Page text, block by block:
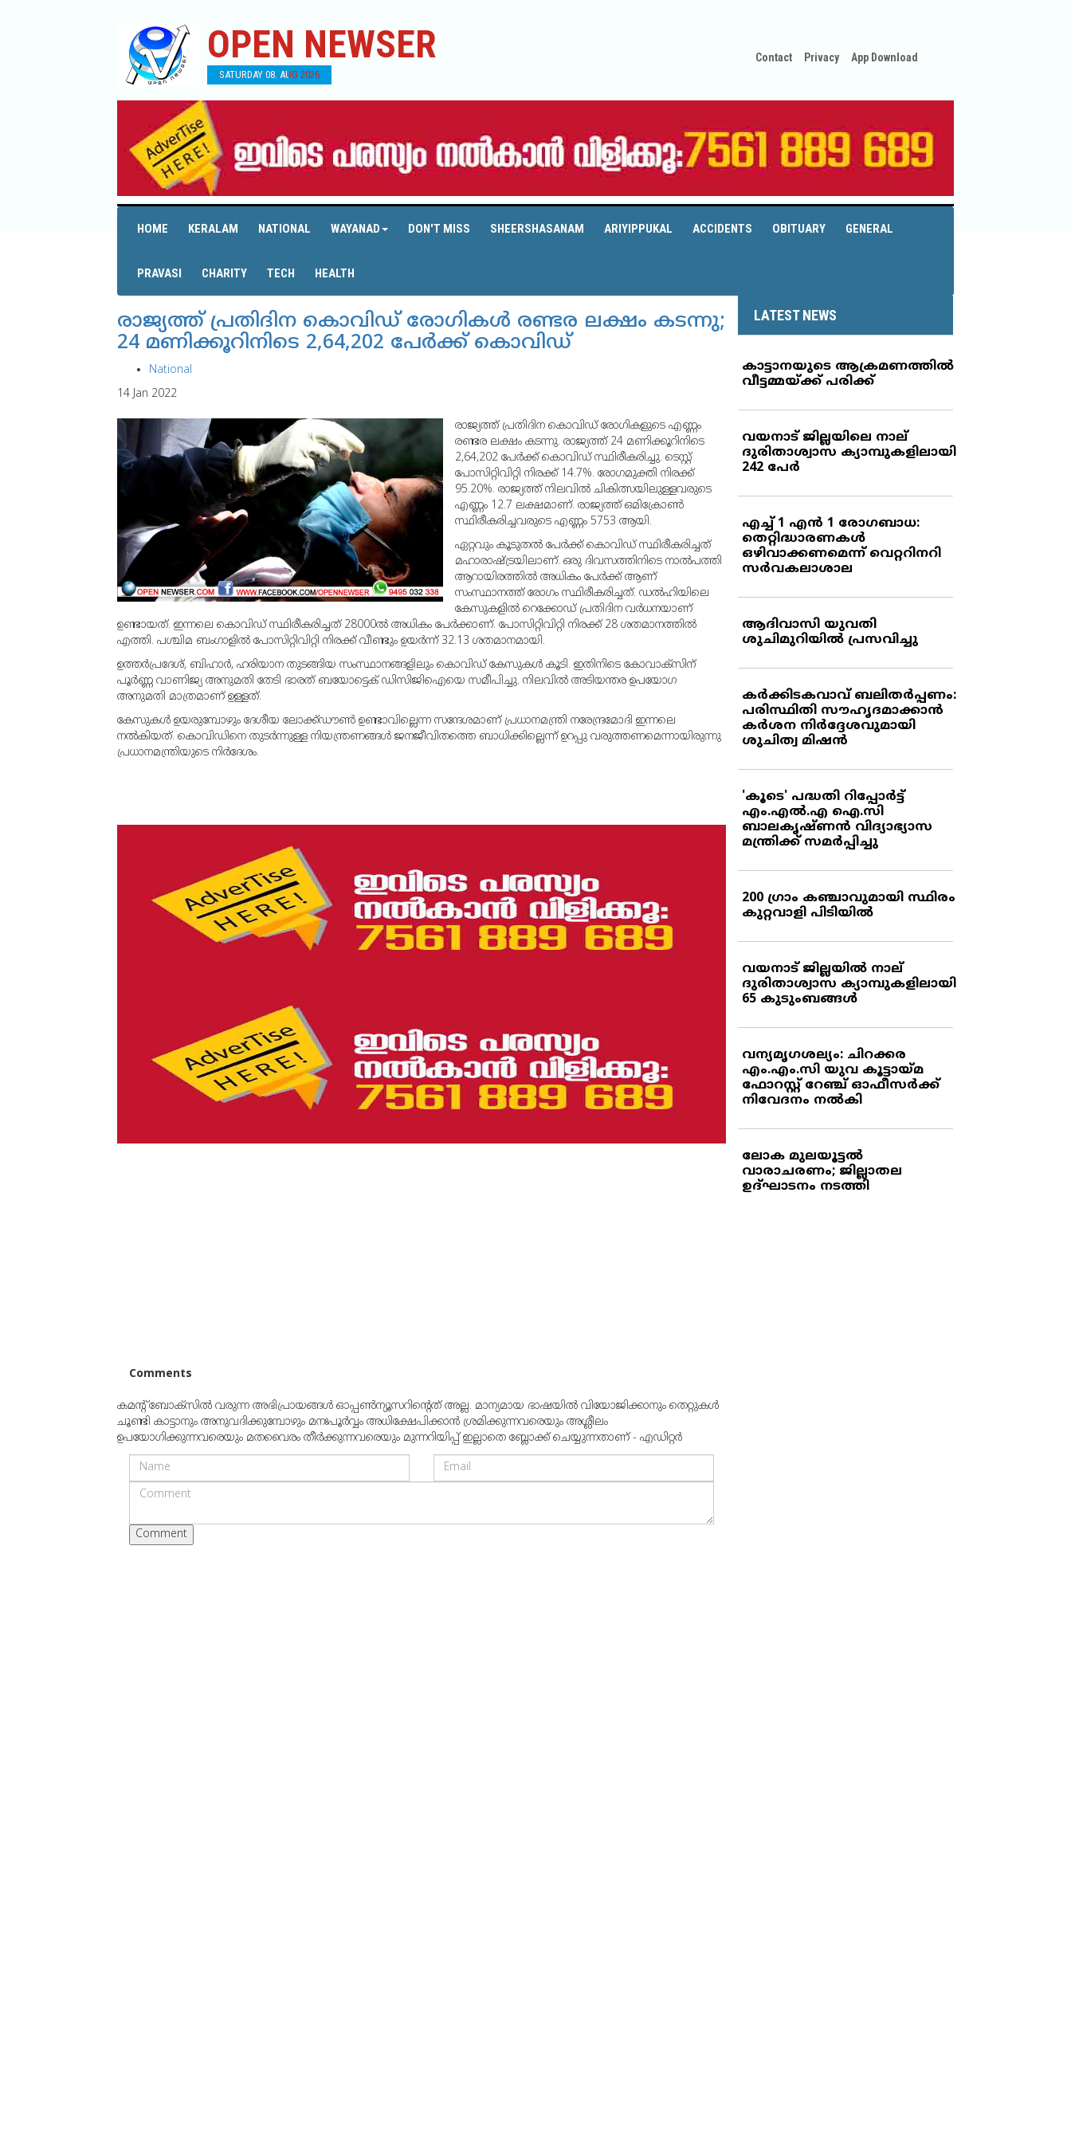
OPEN NEWSER
SATURDAY 08. AUG 2026
Contact Privacy App Download
HOME KERALAM NATIONAL WAYANAD DON'T MISS SHEERSHASANAM ARIYIPPUKAL ACCIDENTS OBITUARY GENERAL
PRAVASI CHARITY TECH HEALTH
രാജ്യത്ത് പ്രതിദിന കൊവിഡ് രോഗികള്‍ രണ്ടര ലക്ഷം കടന്നു;
24 മണിക്കൂറിനിടെ 2,64,202 പേര്‍ക്ക് കൊവിഡ്
National
14 Jan 2022
രാജ്യത്ത് പ്രതിദിന കൊവിഡ് രോഗികളുടെ എണ്ണം
രണ്ടര ലക്ഷം കടന്നു. രാജ്യത്ത് 24 മണിക്കൂറിനിടെ
2,64,202 പേര്‍ക്ക് കൊവിഡ് സ്ഥിരീകരിച്ചു. ടെസ്റ്റ്
പോസിറ്റിവിറ്റി നിരക്ക് 14.7%. രോഗമുക്തി നിരക്ക്
95.20%. രാജ്യത്ത് നിലവില്‍ ചികിത്സയിലുള്ളവരുടെ
എണ്ണം 12.7 ലക്ഷമാണ്. രാജ്യത്ത് ഒമിക്രോണ്‍
സ്ഥിരീകരിച്ചവരുടെ എണ്ണം 5753 ആയി.
ഏറ്റവും കൂടുതല്‍ പേര്‍ക്ക് കൊവിഡ് സ്ഥിരീകരിച്ചത്
മഹാരാഷ്ട്രയിലാണ്. ഒരു ദിവസത്തിനിടെ നാല്‍പത്തി
ആറായിരത്തില്‍ അധികം പേര്‍ക്ക് ആണ്
സംസ്ഥാനത്ത് രോഗം സ്ഥിരീകരിച്ചത്. ഡല്‍ഹിയിലെ
കേസുകളില്‍ റെക്കോഡ് പ്രതിദിന വര്‍ധനയാണ്
ഉണ്ടായത്. ഇന്നലെ കൊവിഡ് സ്ഥിരീകരിച്ചത് 28000ല്‍ അധികം പേര്‍ക്കാണ്. പോസിറ്റിവിറ്റി നിരക്ക് 28 ശതമാനത്തില്‍
എത്തി. പശ്ചിമ ബംഗാളില്‍ പോസിറ്റിവിറ്റി നിരക്ക് വീണ്ടും ഉയര്‍ന്ന് 32.13 ശതമാനമായി.
ഉത്തര്‍പ്രദേശ്, ബിഹാര്‍, ഹരിയാന തുടങ്ങിയ സംസ്ഥാനങ്ങളിലും കൊവിഡ് കേസുകള്‍ കൂടി. ഇതിനിടെ കോവാക്‌സിന്
പൂര്‍ണ്ണ വാണിജ്യ അനുമതി തേടി ഭാരത് ബയോട്ടെക് ഡിസിജിഐയെ സമീപിച്ചു. നിലവില്‍ അടിയന്തര ഉപയോഗ
അനുമതി മാത്രമാണ് ഉള്ളത്.
കേസുകള്‍ ഉയരുമ്പോഴും ദേശീയ ലോക്ക്ഡൗണ്‍ ഉണ്ടാവില്ലെന്ന സന്ദേശമാണ് പ്രധാനമന്ത്രി നരേന്ദ്രമോദി ഇന്നലെ
നല്‍കിയത്. കൊവിഡിനെ തുടര്‍ന്നുള്ള നിയന്ത്രണങ്ങള്‍ ജനജീവിതത്തെ ബാധിക്കില്ലെന്ന് ഉറപ്പു വരുത്തണമെന്നായിരുന്നു
പ്രധാനമന്ത്രിയുടെ നിര്‍ദേശം.
Comments
കമന്റ് ബോക്‌സില്‍ വരുന്ന അഭിപ്രായങ്ങള്‍ ഓപ്പൺന്യൂസറിന്റെത് അല്ല. മാന്യമായ ഭാഷയില്‍ വിയോജിക്കാനും തെറ്റുകള്‍
ചൂണ്ടി കാട്ടാനും അനുവദിക്കുമ്പോഴും മനഃപൂര്‍വ്വം അധിക്ഷേപിക്കാന്‍ ശ്രമിക്കുന്നവരെയും അശ്ലീലം
ഉപയോഗിക്കുന്നവരെയും മതവൈരം തീര്‍ക്കുന്നവരെയും മുന്നറിയിപ്പ് ഇല്ലാതെ ബ്ലോക്ക് ചെയ്യുന്നതാണ് - എഡിറ്റര്‍
LATEST NEWS
കാട്ടാനയുടെ ആക്രമണത്തില്‍
വീട്ടമ്മയ്ക്ക് പരിക്ക്
വയനാട് ജില്ലയിലെ നാല്
ദുരിതാശ്വാസ ക്യാമ്പുകളിലായി
242 പേര്‍
എച്ച് 1 എന്‍ 1 രോഗബാധ:
തെറ്റിദ്ധാരണകള്‍
ഒഴിവാക്കണമെന്ന് വെറ്ററിനറി
സര്‍വകലാശാല
ആദിവാസി യുവതി
ശുചിമുറിയില്‍ പ്രസവിച്ചു
കര്‍ക്കിടകവാവ് ബലിതര്‍പ്പണം:
പരിസ്ഥിതി സൗഹൃദമാക്കാന്‍
കര്‍ശന നിര്‍ദ്ദേശവുമായി
ശുചിത്വ മിഷന്‍
'കൂടെ' പദ്ധതി റിപ്പോര്‍ട്ട്
എം.എല്‍.എ ഐ.സി
ബാലകൃഷ്ണന്‍ വിദ്യാഭ്യാസ
മന്ത്രിക്ക് സമര്‍പ്പിച്ചു
200 ഗ്രാം കഞ്ചാവുമായി സ്ഥിരം
കുറ്റവാളി പിടിയില്‍
വയനാട് ജില്ലയില്‍ നാല്
ദുരിതാശ്വാസ ക്യാമ്പുകളിലായി
65 കുടുംബങ്ങള്‍
വന്യമൃഗശല്യം: ചിറക്കര
എം.എം.സി യുവ കൂട്ടായ്മ
ഫോറസ്റ്റ് റേഞ്ച് ഓഫീസര്‍ക്ക്
നിവേദനം നല്‍കി
ലോക മുലയൂട്ടല്‍
വാരാചരണം; ജില്ലാതല
ഉദ്ഘാടനം നടത്തി